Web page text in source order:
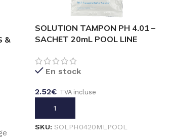
&
SOLUTION TAMPON PH 4.01 –
SACHET 20mL POOL LINE
En stock
2.52€ TVA incluse
AJOUTER AU PANIER
SKU: SOLPH0420MLPOOL